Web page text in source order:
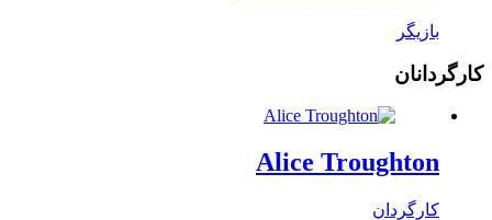
بازیگر
کارگردانان
Alice Troughton
کارگردان